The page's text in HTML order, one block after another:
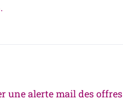
une alerte mail des offres